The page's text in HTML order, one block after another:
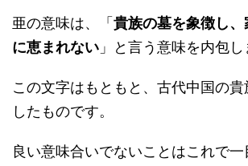
亜の意味は、「 貴族の墓を象徴し
に恵まれない 」と言う意味を内包し
この文字はもともと、古代中国の
したものです。
良い意味合いでないことはこれで